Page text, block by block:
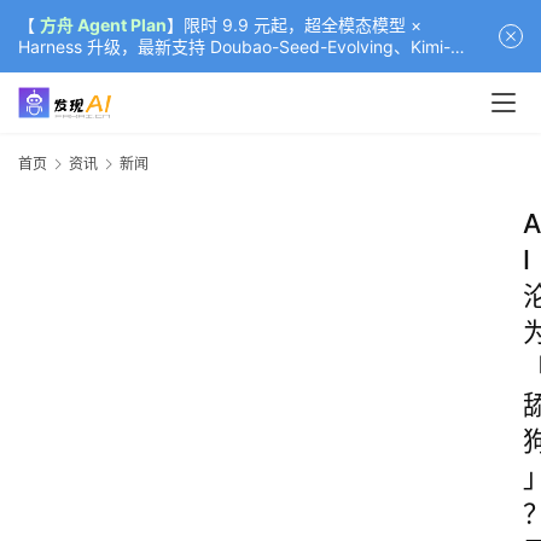
【 方舟 Agent Plan】限时 9.9 元起，超全模态模型 ×
Harness 升级，最新支持 Doubao-Seed-Evolving、Kimi-
K3（部分）、GLM-5.2
首页 资讯 新闻
A
I